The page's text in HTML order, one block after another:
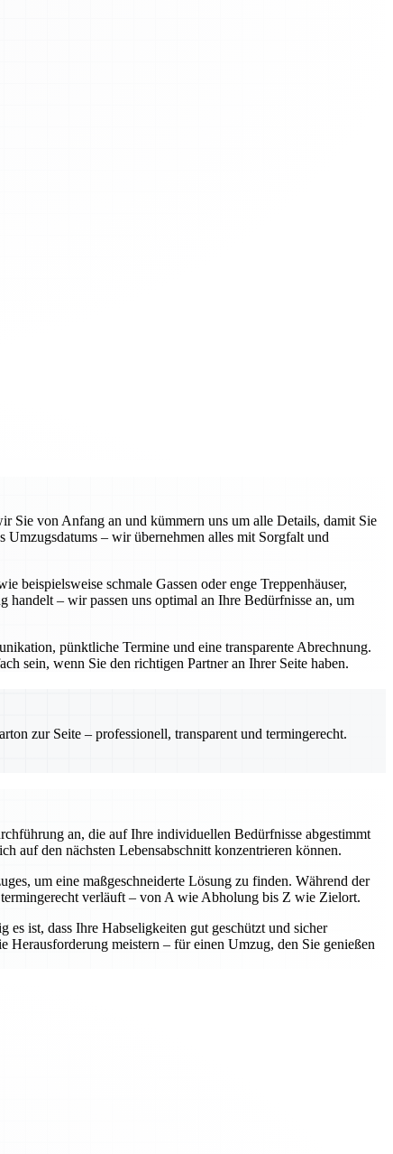
Sie von Anfang an und kümmern uns um alle Details, damit Sie
– wir übernehmen alles mit Sorgfalt und
beispielsweise schmale Gassen oder enge Treppenhäuser,
– wir passen uns optimal an Ihre Bedürfnisse an, um
pünktliche Termine und eine transparente Abrechnung.
sein, wenn Sie den richtigen Partner an Ihrer Seite haben.
zur Seite – professionell, transparent und termingerecht.
an, die auf Ihre individuellen Bedürfnisse abgestimmt
auf den nächsten Lebensabschnitt konzentrieren können.
um eine maßgeschneiderte Lösung zu finden. Während der
verläuft – von A wie Abholung bis Z wie Zielort.
ist, dass Ihre Habseligkeiten gut geschützt und sicher
Herausforderung meistern – für einen Umzug, den Sie genießen